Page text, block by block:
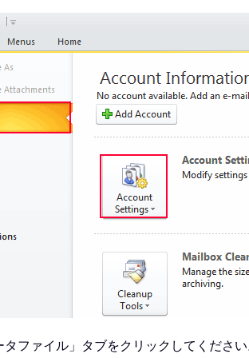
タファイル」タブをクリックしてくださ